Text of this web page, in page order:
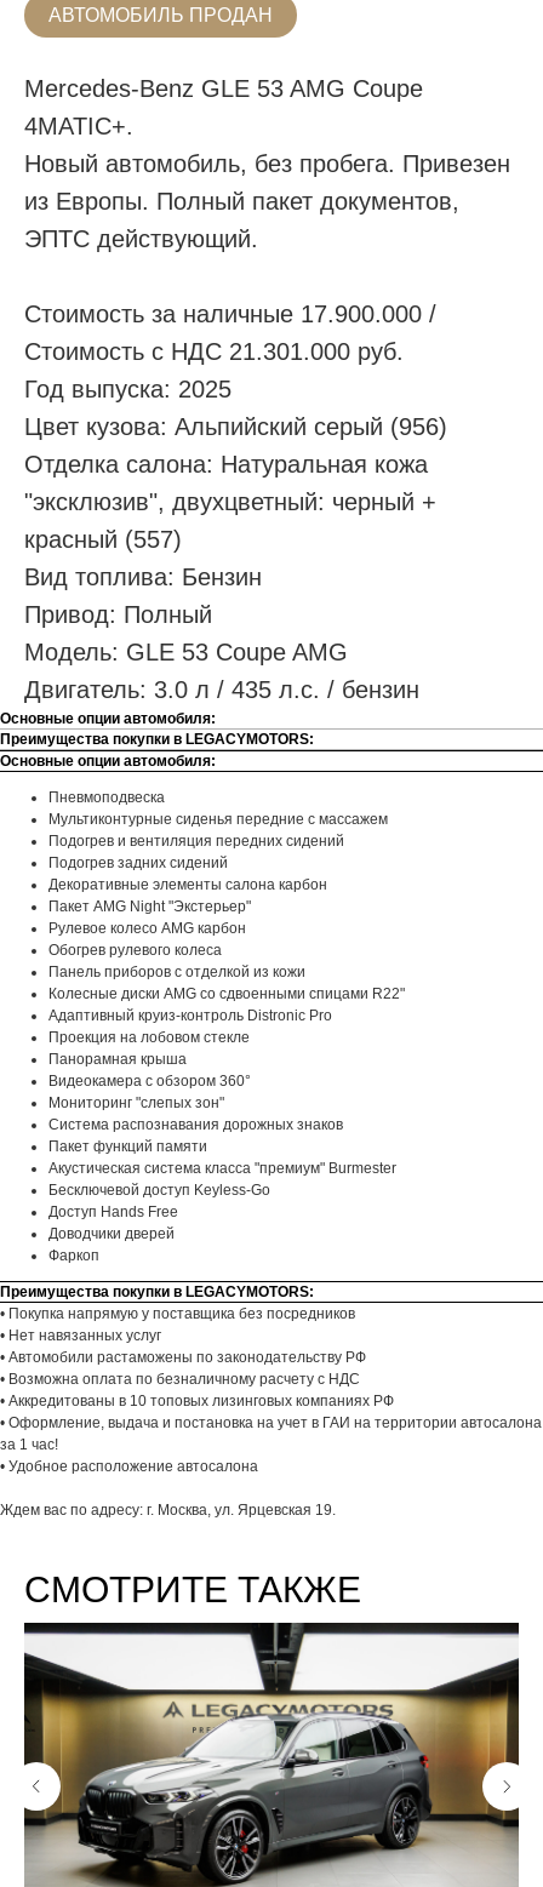
АВТОМОБИЛЬ ПРОДАН
Mercedes-Benz GLE 53 AMG Coupe
4MATIC+.
Новый автомобиль, без пробега. Привезен
из Европы. Полный пакет документов,
ЭПТС действующий.
Стоимость за наличные 17.900.000 /
Стоимость с НДС 21.301.000 руб.
Год выпуска: 2025
Цвет кузова: Альпийский серый (956)
Отделка салона: Натуральная кожа
"эксклюзив", двухцветный: черный +
красный (557)
Вид топлива: Бензин
Привод: Полный
Модель: GLE 53 Coupe AMG
Двигатель: 3.0 л / 435 л.с. / бензин
Основные опции автомобиля:
Преимущества покупки в LEGACYMOTORS:
Основные опции автомобиля:
Пневмоподвеска
Мультиконтурные сиденья передние с массажем
Подогрев и вентиляция передних сидений
Подогрев задних сидений
Декоративные элементы салона карбон
Пакет AMG Night "Экстерьер"
Рулевое колесо AMG карбон
Обогрев рулевого колеса
Панель приборов с отделкой из кожи
Колесные диски AMG со сдвоенными спицами R22"
Адаптивный круиз-контроль Distronic Pro
Проекция на лобовом стекле
Панорамная крыша
Видеокамера с обзором 360°
Мониторинг "слепых зон"
Система распознавания дорожных знаков
Пакет функций памяти
Акустическая система класса "премиум" Burmester
Бесключевой доступ Keyless-Go
Доступ Hands Free
Доводчики дверей
Фаркоп
Преимущества покупки в LEGACYMOTORS:
• Покупка напрямую у поставщика без посредников
• Нет навязанных услуг
• Автомобили растаможены по законодательству РФ
• Возможна оплата по безналичному расчету с НДС
• Аккредитованы в 10 топовых лизинговых компаниях РФ
• Оформление, выдача и постановка на учет в ГАИ на территории автосалона
за 1 час!
• Удобное расположение автосалона
Ждем вас по адресу: г. Москва, ул. Ярцевская 19.
СМОТРИТЕ ТАКЖЕ